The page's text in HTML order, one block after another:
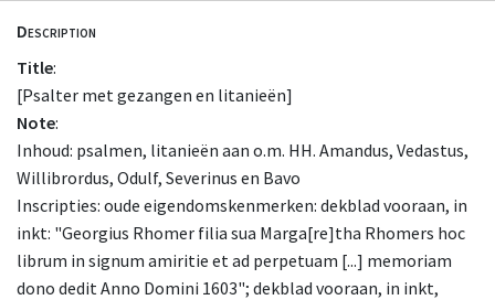
Description
Title:
[Psalter met gezangen en litanieën]
Note:
Inhoud: psalmen, litanieën aan o.m. HH. Amandus, Vedastus,
Willibrordus, Odulf, Severinus en Bavo
Inscripties: oude eigendomskenmerken: dekblad vooraan, in
inkt: "Georgius Rhomer filia sua Marga[re]tha Rhomers hoc
librum in signum amiritie et ad perpetuam [...] memoriam
dono dedit Anno Domini 1603"; dekblad vooraan, in inkt,